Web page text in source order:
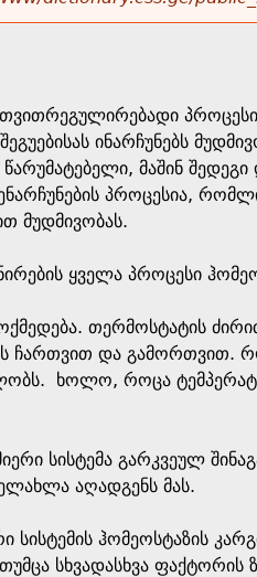
თვითრეგულირებადი
ინარჩუნებს
მაშინ შედეგი
პროცესია,
მუდმივობას.
ყველა პროცესი
თერმოსტატის
და გამორთვით.
ხოლო, როცა
სისტემა გარკვეულ
აღადგენს მას.
ჰომეოსტაზის
სხვადასხვა ფაქტორის